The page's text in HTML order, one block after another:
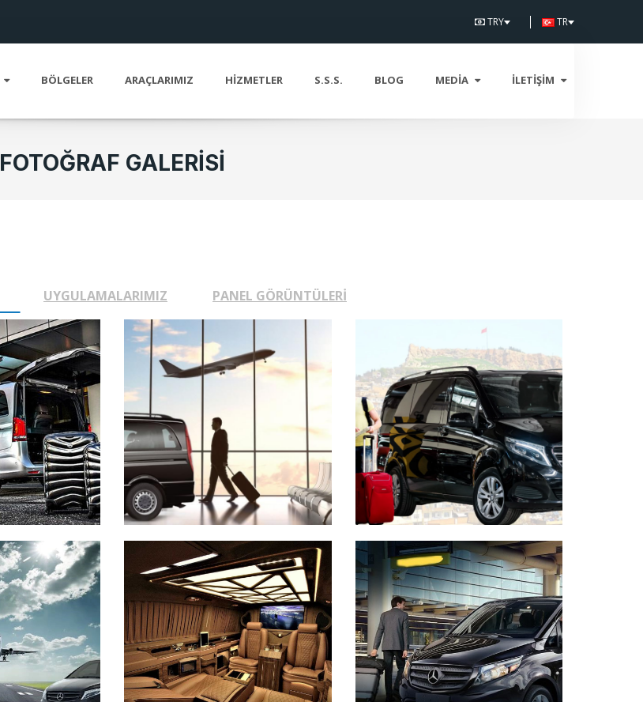
TRY TR
BÖLGELER ARAÇLARIMIZ HIZMETLER S.S.S. BLOG MEDIA İLETIŞIM
FOTOĞRAF GALERISI
UYGULAMALARIMIZ PANEL GÖRÜNTÜLERİ